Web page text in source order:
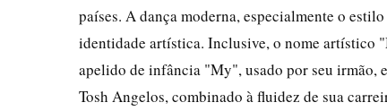
países. A dança moderna, especialmente o
identidade artística. Inclusive, o nome artístico
apelido de infância "My", usado por seu irmão,
Tosh Angelos, combinado à fluidez de sua